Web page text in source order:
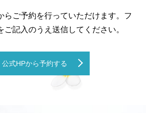
らご予約を行っていただけます。フ
ご記入のうえ送信してください。
公式HPから予約する